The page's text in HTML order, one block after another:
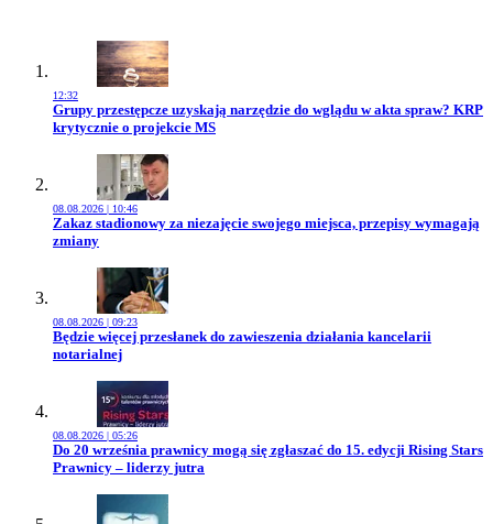
12:32
Przejdź do artykułu:
Grupy przestępcze uzyskają narzędzie do wglądu w akta spraw? KRP
krytycznie o projekcie MS
08.08.2026 | 10:46
Przejdź do artykułu:
Zakaz stadionowy za niezajęcie swojego miejsca, przepisy wymagają
zmiany
08.08.2026 | 09:23
Przejdź do artykułu:
Będzie więcej przesłanek do zawieszenia działania kancelarii
notarialnej
08.08.2026 | 05:26
Przejdź do artykułu:
Do 20 września prawnicy mogą się zgłaszać do 15. edycji Rising Stars
Prawnicy – liderzy jutra